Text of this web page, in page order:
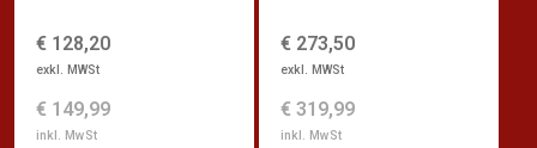
€ 128,20
exkl. MWSt
€ 149,99
inkl. MwSt
€ 273,50
exkl. MWSt
€ 319,99
inkl. MwSt